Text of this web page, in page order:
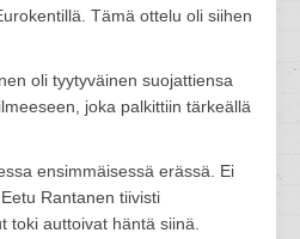
Tämä ottelu oli siihen
oli tyytyväinen suojattiensa
joka palkittiin tärkeällä
ensimmäisessä erässä. Ei
Rantanen tiivisti
toki auttoivat häntä siinä.